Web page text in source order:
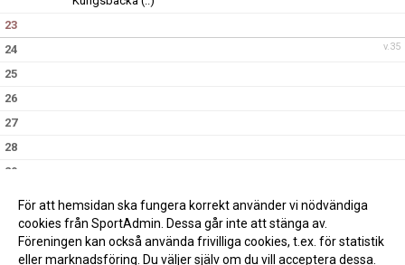
23
v.35
24
25
26
27
28
29
För att hemsidan ska fungera korrekt använder vi nödvändiga
cookies från SportAdmin. Dessa går inte att stänga av.
Föreningen kan också använda frivilliga cookies, t.ex. för statistik
eller marknadsföring. Du väljer själv om du vill acceptera dessa.